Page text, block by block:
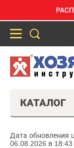
КАТАЛОГ
Дата обновления
06.08.2026 в 18:43